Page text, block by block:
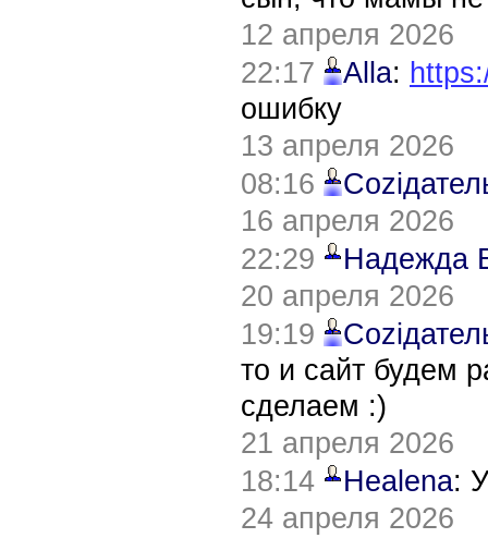
12 апреля 2026
22:17
Alla:
ошибку
13 апреля 2026
08:16
16 апреля 2026
22:29
Надежда
20 апреля 2026
19:19
то и сайт будем
сделаем :)
21 апреля 2026
18:14
Healena:
24 апреля 2026